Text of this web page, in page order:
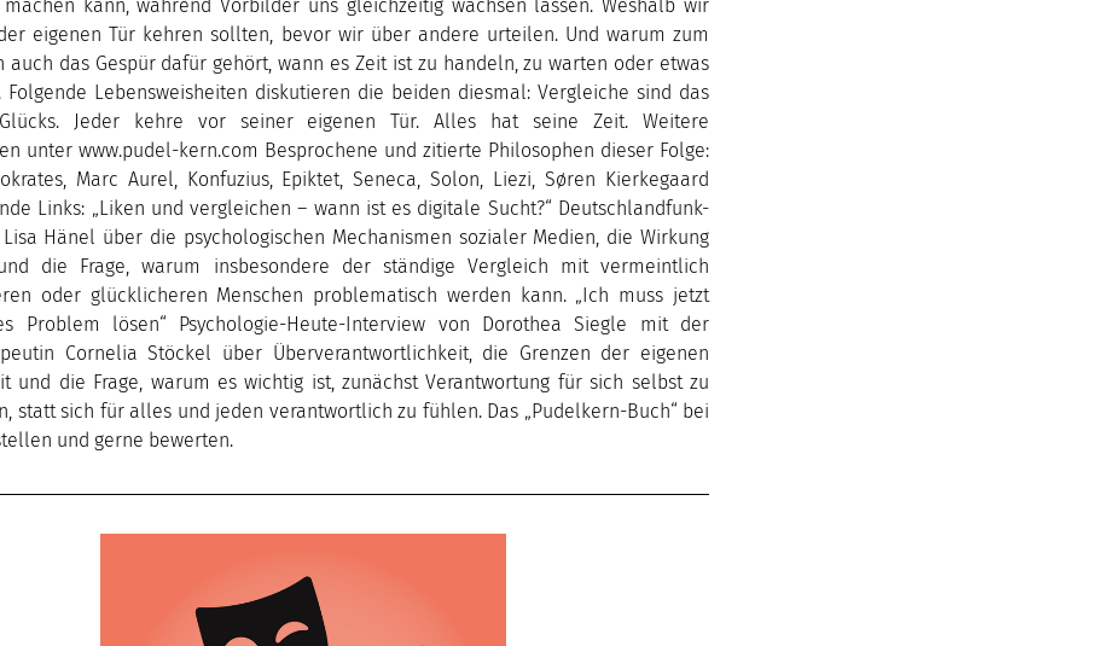
kann, während Vorbilder uns gleichzeitig wachsen lassen. Weshalb wir
eigenen Tür kehren sollten, bevor wir über andere urteilen. Und warum zum
auch das Gespür dafür gehört, wann es Zeit ist zu handeln, zu warten oder etwas
Folgende Lebensweisheiten diskutieren die beiden diesmal: Vergleiche sind das
Jeder kehre vor seiner eigenen Tür. Alles hat seine Zeit. Weitere
unter www.pudel-kern.com Besprochene und zitierte Philosophen dieser Folge:
Marc Aurel, Konfuzius, Epiktet, Seneca, Solon, Liezi, Søren Kierkegaard
Links: „Liken und vergleichen – wann ist es digitale Sucht?“ Deutschlandfunk-
Hänel über die psychologischen Mechanismen sozialer Medien, die Wirkung
die Frage, warum insbesondere der ständige Vergleich mit vermeintlich
oder glücklicheren Menschen problematisch werden kann. „Ich muss jetzt
Problem lösen“ Psychologie-Heute-Interview von Dorothea Siegle mit der
Cornelia Stöckel über Überverantwortlichkeit, die Grenzen der eigenen
und die Frage, warum es wichtig ist, zunächst Verantwortung für sich selbst zu
statt sich für alles und jeden verantwortlich zu fühlen. Das „Pudelkern-Buch“ bei
und gerne bewerten.